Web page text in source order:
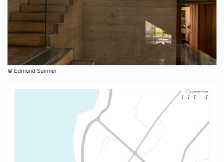
© Edmund Sumner